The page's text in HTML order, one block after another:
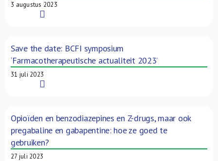
3 augustus 2023
Save the date: BCFI symposium
‘Farmacotherapeutische actualiteit 2023’
31 juli 2023
Opioïden en benzodiazepines en Z-drugs, maar ook
pregabaline en gabapentine: hoe ze goed te
gebruiken?
27 juli 2023